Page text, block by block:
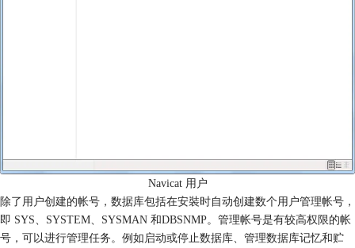
Navicat 用户
除了用户创建的帐号，数据库包括在安裝时自动创建数个用户管理帐号，
即 SYS、SYSTEM、SYSMAN 和DBSNMP。管理帐号是有较高权限的帐
号，可以进行管理任务。例如启动或停止数据库、管理数据库记忆和贮